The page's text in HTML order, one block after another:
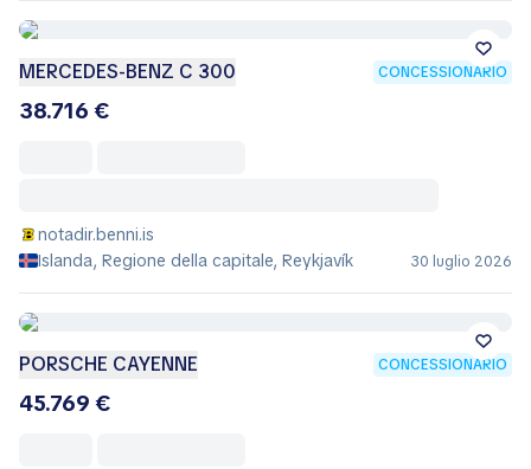
MERCEDES-BENZ C 300 CONCESSIONARIO
38.716 €
notadir.benni.is
Islanda, Regione della capitale, Reykjavík
30 luglio 2026
PORSCHE CAYENNE CONCESSIONARIO
45.769 €